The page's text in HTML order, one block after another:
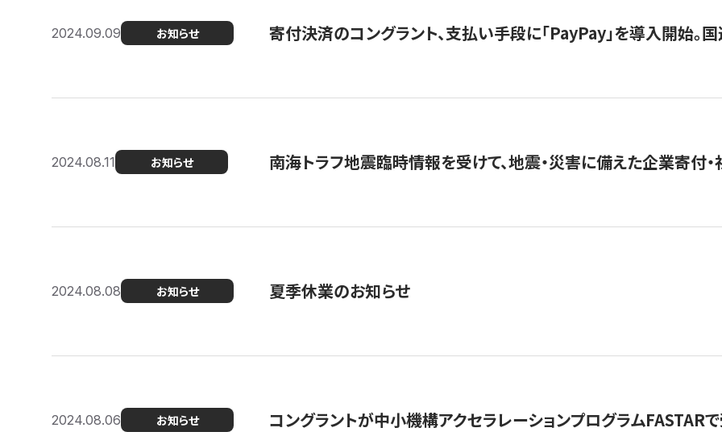
2024.09.09 お知らせ 寄付決済のコングラント、支払い手段に「PayPay」を導入開始。
2024.08.11 お知らせ 南海トラフ地震臨時情報を受けて、地震・災害に備えた企業寄付
2024.08.08 お知らせ 夏季休業のお知らせ
2024.08.06 お知らせ コングラントが中小機構アクセラレーションプログラムFASTAR